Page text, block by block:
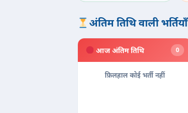
अंतिम तिथि वाली भर्तियाँ
आज अंतिम तिथि 0
फ़िलहाल कोई भर्ती नहीं